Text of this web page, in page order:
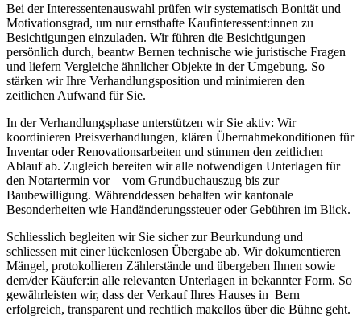
Bei der Interessentenauswahl prüfen wir systematisch Bonität und
Motivationsgrad, um nur ernsthafte Kaufinteressent:innen zu
Besichtigungen einzuladen. Wir führen die Besichtigungen
persönlich durch, beantw Bernen technische wie juristische Fragen
und liefern Vergleiche ähnlicher Objekte in der Umgebung. So
stärken wir Ihre Verhandlungsposition und minimieren den
zeitlichen Aufwand für Sie.
In der Verhandlungsphase unterstützen wir Sie aktiv: Wir
koordinieren Preisverhandlungen, klären Übernahmekonditionen für
Inventar oder Renovationsarbeiten und stimmen den zeitlichen
Ablauf ab. Zugleich bereiten wir alle notwendigen Unterlagen für
den Notartermin vor – vom Grundbuchauszug bis zur
Baubewilligung. Währenddessen behalten wir kantonale
Besonderheiten wie Handänderungssteuer oder Gebühren im Blick.
Schliesslich begleiten wir Sie sicher zur Beurkundung und
schliessen mit einer lückenlosen Übergabe ab. Wir dokumentieren
Mängel, protokollieren Zählerstände und übergeben Ihnen sowie
dem/der Käufer:in alle relevanten Unterlagen in bekannter Form. So
gewährleisten wir, dass der Verkauf Ihres Hauses in Bern
erfolgreich, transparent und rechtlich makellos über die Bühne geht.